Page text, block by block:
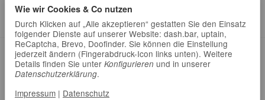
Datenschutz•Impressum
Wie wir Cookies & Co nutzen
Durch Klicken auf „Alle akzeptieren“ gestatten Sie den Einsatz
folgender Dienste auf unserer Website: dash.bar, uptain,
ReCaptcha, Brevo, Doofinder. Sie können die Einstellung
jederzeit ändern (Fingerabdruck-Icon links unten). Weitere
Details finden Sie unter Konfigurieren und in unserer
Datenschutzerklärung.
Impressum | Datenschutz